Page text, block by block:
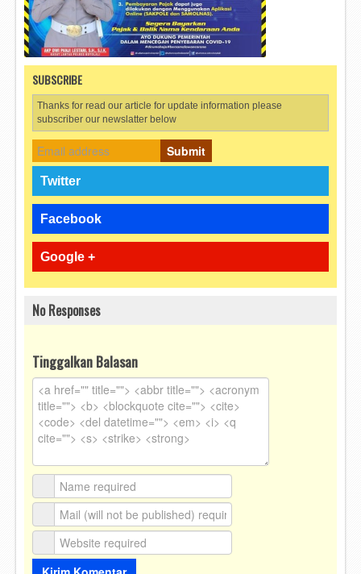
SUBSCRIBE
Thanks for read our article for update information please
subscriber our newslatter below
Submit
Twitter
Facebook
Google +
No Responses
Tinggalkan Balasan